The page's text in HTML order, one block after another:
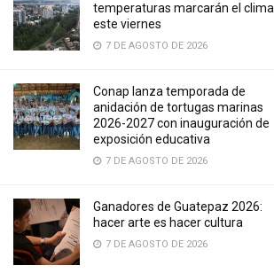
temperaturas marcarán el clima
este viernes
7 DE AGOSTO DE 2026
Conap lanza temporada de
anidación de tortugas marinas
2026-2027 con inauguración de
exposición educativa
7 DE AGOSTO DE 2026
Ganadores de Guatepaz 2026:
hacer arte es hacer cultura
7 DE AGOSTO DE 2026